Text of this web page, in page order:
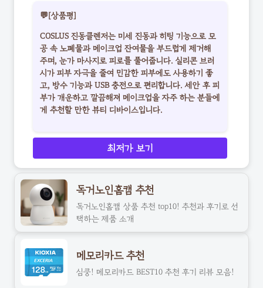
💬[상품평]
COSLUS 진동클렌저는 미세 진동과 히팅 기능으로 모
공 속 노폐물과 메이크업 잔여물을 부드럽게 제거해
주며, 눈가 마사지로 피로를 풀어줍니다. 실리콘 브러
시가 피부 자극을 줄여 민감한 피부에도 사용하기 좋
고, 방수 기능과 USB 충전으로 편리합니다. 세안 후 피
부가 개운하고 깔끔해져 메이크업을 자주 하는 분들에
게 추천할 만한 뷰티 디바이스입니다.
최저가 보기
독거노인홈캠 추천
독거노인홈캠 상품 추천 top10! 추천과 후기로 선
택하는 제품 소개
메모리카드 추천
심쿵! 메모리카드 BEST10 추천 후기 리뷰 모음!